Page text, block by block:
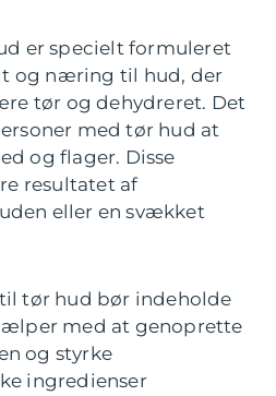
er specielt formuleret
og næring til hud, der
tør og dehydreret. Det
med tør hud at
og flager. Disse
resultatet af
eller en svækket
tør hud bør indeholde
med at genoprette
og styrke
ingredienser